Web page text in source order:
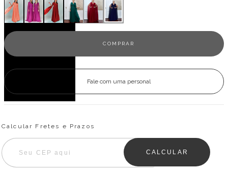
Fale com uma personal
Entregas para o CEP:
Calcular Fretes e Prazos
CALCULAR